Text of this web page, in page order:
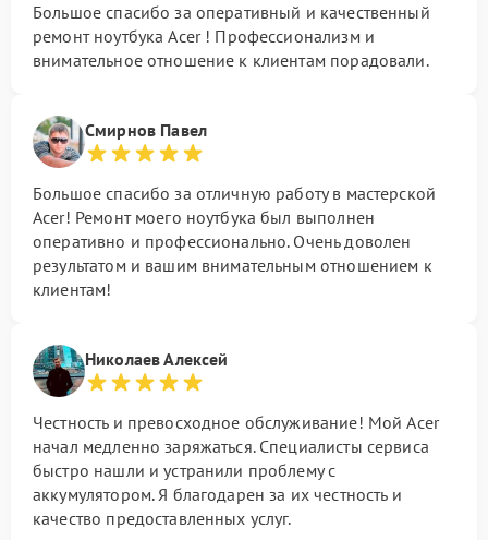
Большое спасибо за оперативный и качественный
ремонт ноутбука Acer ! Профессионализм и
внимательное отношение к клиентам порадовали.
Смирнов Павел
Большое спасибо за отличную работу в мастерской
Acer! Ремонт моего ноутбука был выполнен
оперативно и профессионально. Очень доволен
результатом и вашим внимательным отношением к
клиентам!
Николаев Алексей
Честность и превосходное обслуживание! Мой Acer
начал медленно заряжаться. Специалисты сервиса
быстро нашли и устранили проблему с
аккумулятором. Я благодарен за их честность и
качество предоставленных услуг.